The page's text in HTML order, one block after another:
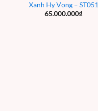
Xanh Hy Vọng – ST051
65.000.000₫